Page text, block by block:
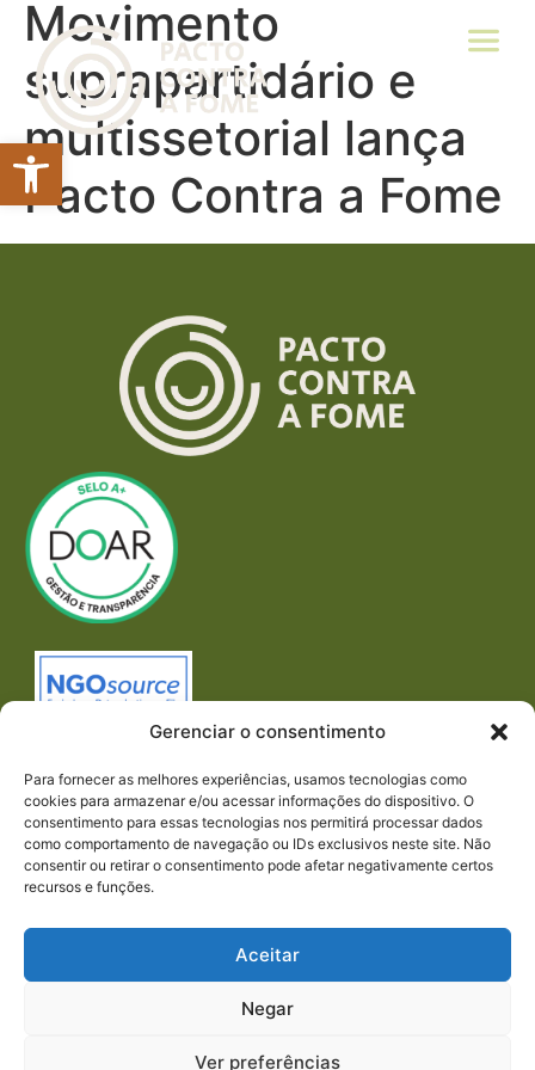
Abrir a barra de ferramentas
Gerenciar o consentimento
Para fornecer as melhores experiências, usamos tecnologias como
cookies para armazenar e/ou acessar informações do dispositivo. O
consentimento para essas tecnologias nos permitirá processar dados
como comportamento de navegação ou IDs exclusivos neste site. Não
consentir ou retirar o consentimento pode afetar negativamente certos
recursos e funções.
Aceitar
Negar
Ver preferências
Movimento
suprapartidário e
multissetorial lança
Pacto Contra a Fome
REDES SOCIAIS